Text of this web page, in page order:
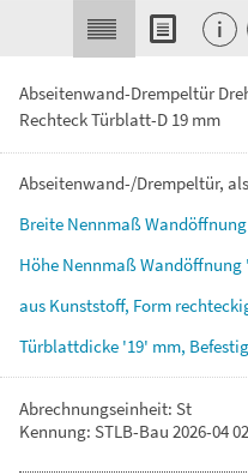
Abseitenwand-Drempeltür
Rechteck Türblatt-D 19 mm
Abseitenwand-/Drempeltür, als
Breite NennmaßWandöffnung
Höhe NennmaßWandöffnung
aus Kunststoff, Form
Türblattdicke '19' mm,
Abrechnungseinheit: St
Kennung: STLB-Bau 2026-04
i